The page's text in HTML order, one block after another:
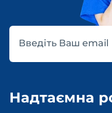
Введіть Ваш email
Надтаємна